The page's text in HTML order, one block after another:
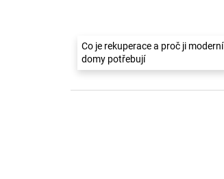
Co je rekuperace a proč ji moderní
domy potřebují